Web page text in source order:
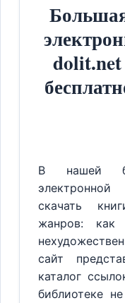
dolit.net
В нашей
скачать
жанров: как
сайт
каталог
библиотеке